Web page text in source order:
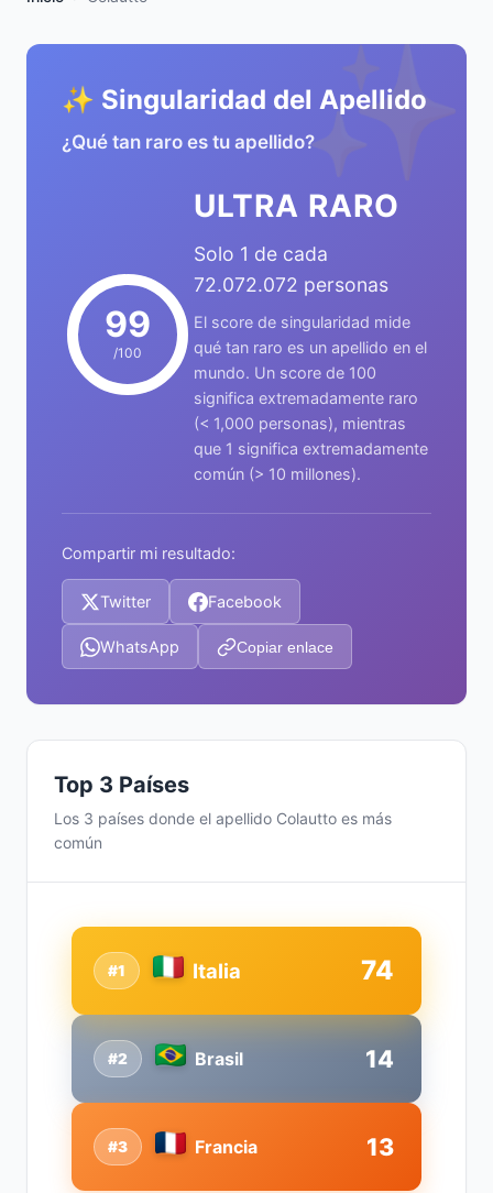
✨
✨ Singularidad del Apellido
¿Qué tan raro es tu apellido?
99
/100
ULTRA RARO
Solo 1 de cada
72.072.072 personas
El score de singularidad mide
qué tan raro es un apellido en el
mundo. Un score de 100
significa extremadamente raro
(< 1,000 personas), mientras
que 1 significa extremadamente
común (> 10 millones).
Compartir mi resultado:
Twitter Facebook
WhatsApp Copiar enlace
Top 3 Países
Los 3 países donde el apellido Colautto es más
común
#2 Brasil 14
#1 Italia 74
#3 Francia 13